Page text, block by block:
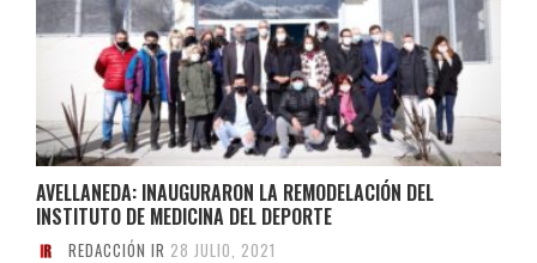
AVELLANEDA: INAUGURARON LA REMODELACIÓN DEL
INSTITUTO DE MEDICINA DEL DEPORTE
REDACCIÓN IR 28 JULIO, 2021